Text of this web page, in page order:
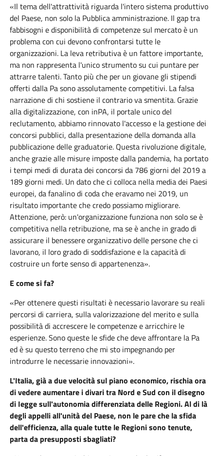
«Il tema dell'attrattività riguarda l'intero sistema produttivo
del Paese, non solo la Pubblica amministrazione. Il gap tra
fabbisogni e disponibilità di competenze sul mercato è un
problema con cui devono confrontarsi tutte le
organizzazioni. La leva retributiva è un fattore importante,
ma non rappresenta l'unico strumento su cui puntare per
attrarre talenti. Tanto più che per un giovane gli stipendi
offerti dalla Pa sono assolutamente competitivi. La falsa
narrazione di chi sostiene il contrario va smentita. Grazie
alla digitalizzazione, con inPA, il portale unico del
reclutamento, abbiamo rinnovato l'accesso e la gestione dei
concorsi pubblici, dalla presentazione della domanda alla
pubblicazione delle graduatorie. Questa rivoluzione digitale,
anche grazie alle misure imposte dalla pandemia, ha portato
i tempi medi di durata dei concorsi da 786 giorni del 2019 a
189 giorni medi. Un dato che ci colloca nella media dei Paesi
europei, da fanalino di coda che eravamo nei 2019, un
risultato importante che credo possiamo migliorare.
Attenzione, però: un'organizzazione funziona non solo se è
competitiva nella retribuzione, ma se è anche in grado di
assicurare il benessere organizzativo delle persone che ci
lavorano, il loro grado di soddisfazione e la capacità di
costruire un forte senso di appartenenza».
E come si fa?
«Per ottenere questi risultati è necessario lavorare su reali
percorsi di carriera, sulla valorizzazione del merito e sulla
possibilità di accrescere le competenze e arricchire le
esperienze. Sono queste le sfide che deve affrontare la Pa
ed è su questo terreno che mi sto impegnando per
introdurre le necessarie innovazioni».
L'Italia, già a due velocità sul piano economico, rischia ora
di vedere aumentare i divari tra Nord e Sud con il disegno
di Iegge sull'autonomia differenziata delle Regioni. Al di là
degli appelli all'unità del Paese, non le pare che la sfida
dell'efficienza, alla quale tutte le Regioni sono tenute,
parta da presupposti sbagliati?